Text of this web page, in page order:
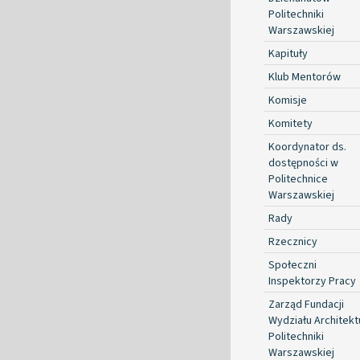
Politechniki
Warszawskiej
Kapituły
Klub Mentorów
Komisje
Komitety
Koordynator ds.
dostępności w
Politechnice
Warszawskiej
Rady
Rzecznicy
Społeczni
Inspektorzy Pracy
Zarząd Fundacji
Wydziału
Politechniki
Warszawskiej